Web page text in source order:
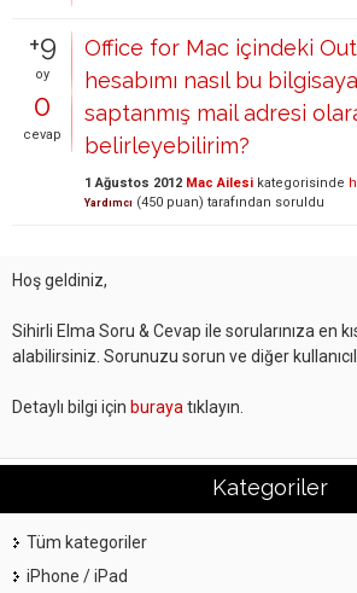
+9
oy
0
cevap
Office for Mac içindeki
hesabımı nasıl bu
saptanmış mail adresi
belirleyebilirim?
1 Ağustos 2012 Mac Ailesi kategorisinde
Yardımcı (450 puan) tarafından soruldu
Hoş geldiniz,
Sihirli Elma Soru & Cevap ile sorularınıza en
alabilirsiniz. Sorunuzu sorun ve diğer
Detaylı bilgi için buraya tıklayın.
Kategoriler
Tüm kategoriler
iPhone / iPad